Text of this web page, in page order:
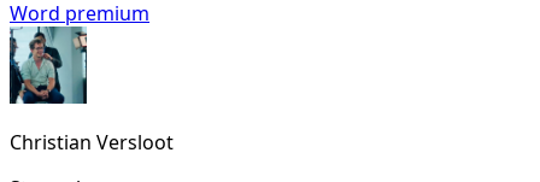
Word premium
Christian Versloot